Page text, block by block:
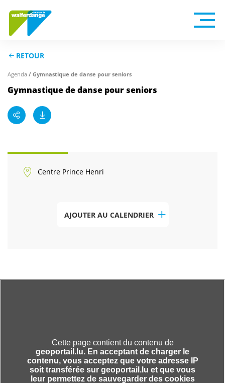
RETOUR
Agenda / Gymnastique de danse pour seniors
Gymnastique de danse pour seniors
Centre Prince Henri
AJOUTER AU CALENDRIER